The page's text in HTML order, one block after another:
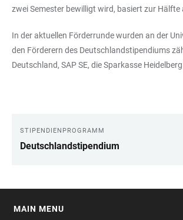
zwei Semester bewilligt wird, basiert zur
In der aktuellen Förderrunde wurden an der
den Förderern des Deutschlandstipendiums
Deutschland, SAP SE, die Sparkasse
LINKS
STIPENDIENPROGRAMM
Deutschlandstipendium
MAIN MENU